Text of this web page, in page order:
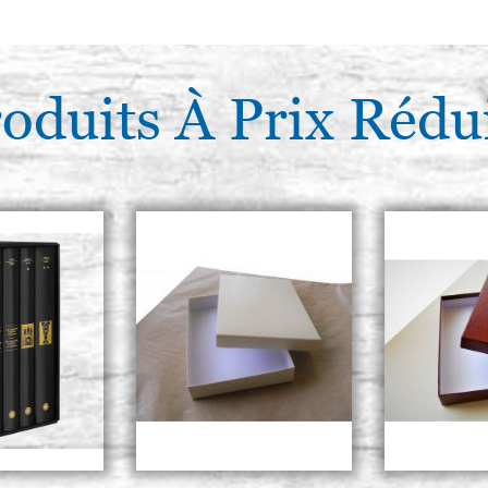
À Prix